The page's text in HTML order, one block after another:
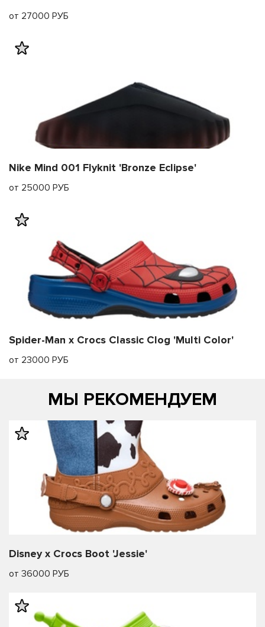
от 27000 РУБ
Nike Mind 001 Flyknit 'Bronze Eclipse'
от 25000 РУБ
Spider-Man x Crocs Classic Clog 'Multi Color'
от 23000 РУБ
МЫ РЕКОМЕНДУЕМ
Disney x Crocs Boot 'Jessie'
от 36000 РУБ